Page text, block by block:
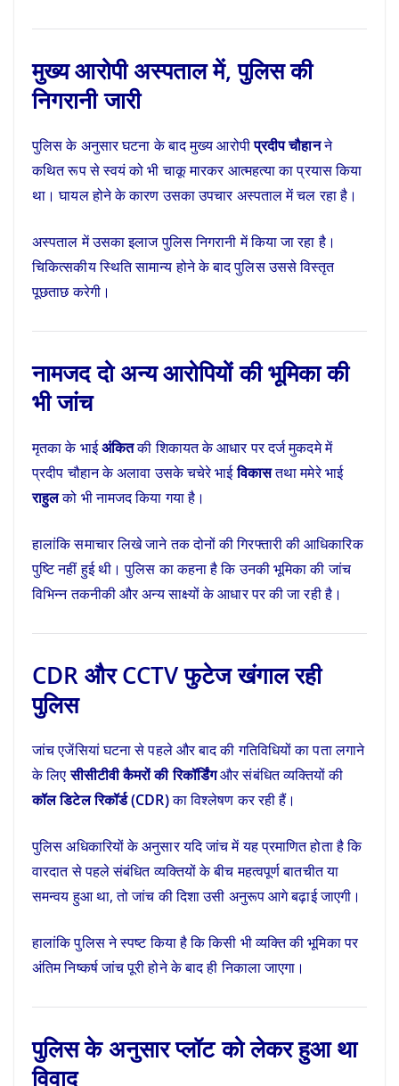
मुख्य आरोपी अस्पताल में, पुलिस की
निगरानी जारी
पुलिस के अनुसार घटना के बाद मुख्य आरोपीप्रदीप चौहानने
कथित रूप से स्वयं को भी चाकू मारकर आत्महत्या का प्रयास किया
था। घायल होने के कारण उसका उपचार अस्पताल में चल रहा है।
अस्पताल में उसका इलाज पुलिस निगरानी में किया जा रहा है।
चिकित्सकीय स्थिति सामान्य होने के बाद पुलिस उससे विस्तृत
पूछताछ करेगी।
नामजद दो अन्य आरोपियों की भूमिका की
भी जांच
मृतका के भाईअंकितकी शिकायत के आधार पर दर्ज मुकदमे में
प्रदीप चौहान के अलावा उसके चचेरे भाईविकासतथा ममेरे भाई
राहुलको भी नामजद किया गया है।
हालांकि समाचार लिखे जाने तक दोनों की गिरफ्तारी की आधिकारिक
पुष्टि नहीं हुई थी। पुलिस का कहना है कि उनकी भूमिका की जांच
विभिन्न तकनीकी और अन्य साक्ष्यों के आधार पर की जा रही है।
CDR और CCTV फुटेज खंगाल रही
पुलिस
जांच एजेंसियां घटना से पहले और बाद की गतिविधियों का पता लगाने
के लिएसीसीटीवी कैमरों की रिकॉर्डिंगऔर संबंधित व्यक्तियों की
कॉल डिटेल रिकॉर्ड (CDR)का विश्लेषण कर रही हैं।
पुलिस अधिकारियों के अनुसार यदि जांच में यह प्रमाणित होता है कि
वारदात से पहले संबंधित व्यक्तियों के बीच महत्वपूर्ण बातचीत या
समन्वय हुआ था, तो जांच की दिशा उसी अनुरूप आगे बढ़ाई जाएगी।
हालांकि पुलिस ने स्पष्ट किया है कि किसी भी व्यक्ति की भूमिका पर
अंतिम निष्कर्ष जांच पूरी होने के बाद ही निकाला जाएगा।
पुलिस के अनुसार प्लॉट को लेकर हुआ था
विवाद